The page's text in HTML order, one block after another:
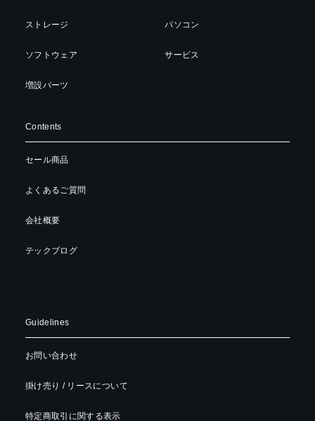
ストレージ
ソフトウェア
増設パーツ
パソコン
サービス
Contents
セール商品
よくあるご質問
会社概要
テックブログ
Guidelines
お問い合わせ
掛け売り / リースについて
特定商取引に関する表示